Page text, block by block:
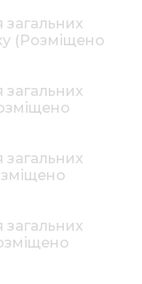
(Розміщено